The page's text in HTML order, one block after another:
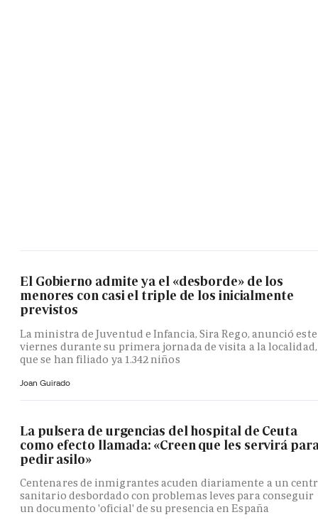
El Gobierno admite ya el «desborde» de los
menores con casi el triple de los inicialmente
previstos
La ministra de Juventud e Infancia, Sira Rego, anunció este
viernes durante su primera jornada de visita a la localidad,
que se han filiado ya 1.342 niños
Joan Guirado
La pulsera de urgencias del hospital de Ceuta
como efecto llamada: «Creen que les servirá
pedir asilo»
Centenares de inmigrantes acuden diariamente a un
sanitario desbordado con problemas leves para conseguir
un documento 'oficial' de su presencia en España